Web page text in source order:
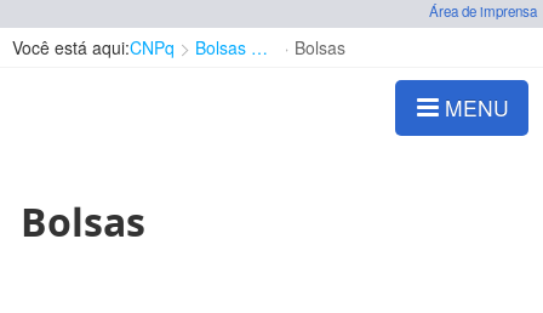
Área de imprensa
Você está aqui:CNPq Bolsas e Auxílios Vigentes Bolsas
MENU
Bolsas